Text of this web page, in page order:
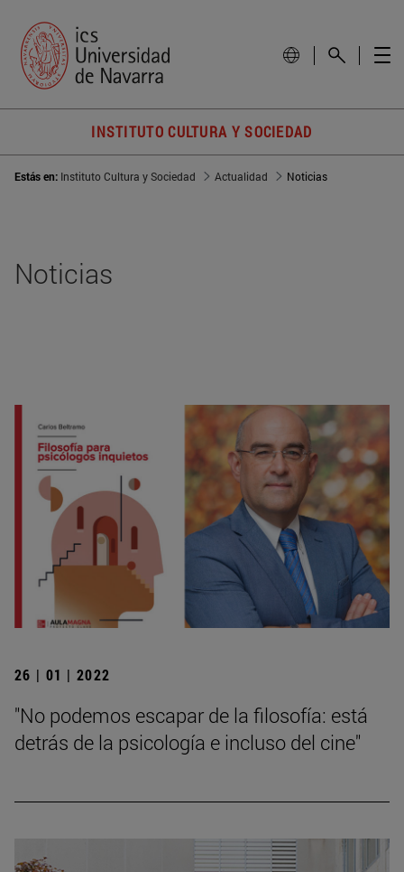
INSTITUTO CULTURA Y SOCIEDAD
Estás en: Instituto Cultura y Sociedad Actualidad Noticias
Noticias
26 | 01 | 2022
"No podemos escapar de la filosofía: está
detrás de la psicología e incluso del cine"